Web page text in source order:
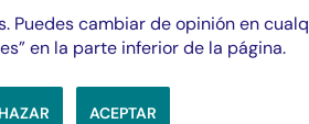
potenciar el rendimiento.
SABER MÁS
Puedes cambiar de opinión en
en la parte inferior de la página.
ACEPTAR